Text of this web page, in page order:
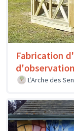
Fabrication
L'Arche des